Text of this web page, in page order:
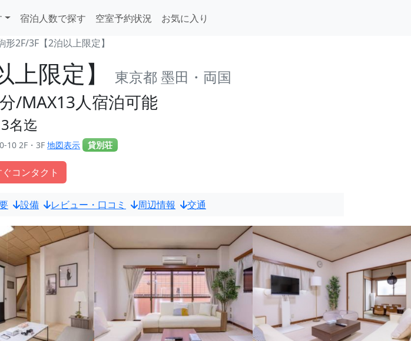
宿泊人数で探す 空室予約状況
お気に入り
形2F/3F【2泊以上限定】
限定】 東京都 墨田・両国
/MAX13人宿泊可能
名迄
10 2F・3F地図表示 貸別荘
コンタクト
設備 レビュー・口コミ 周辺情報 交通